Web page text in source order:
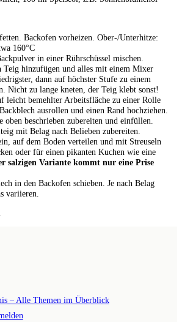
Backofen vorheizen. Ober-/Unterhitze:
160°C
in einer Rührschüssel mischen.
Teig hinzufügen und alles mit einem Mixer
dann auf höchster Stufe zu einem
Nicht zu lange kneten, der Teig klebt sonst!
leicht bemehlter Arbeitsfläche zu einer Rolle
ausrollen und einen Rand hochziehen.
beschrieben zubereiten und einfüllen.
mit Belag nach Belieben zubereiten.
auf dem Boden verteilen und mit Streuseln
oder für einen pikanten Kuchen wie eine
salzigen Variante kommt nur eine Prise
in den Backofen schieben. Je nach Belag
variieren.
– Alle Themen im Überblick